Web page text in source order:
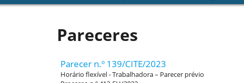
Pareceres
Parecer n.º 139/CITE/2023
Horário flexível - Trabalhadora – Parecer prévio